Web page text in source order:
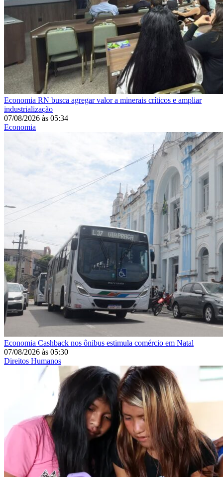
Economia RN busca agregar valor a minerais críticos e ampliar
industrialização
07/08/2026 às 05:34
Economia
Economia Cashback nos ônibus estimula comércio em Natal
07/08/2026 às 05:30
Direitos Humanos